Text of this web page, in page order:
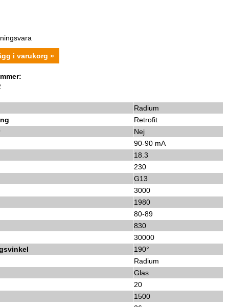
i varukorg »
Radium
Retrofit
Nej
90-90 mA
18.3
230
G13
3000
1980
80-89
830
30000
190°
Radium
Glas
20
1500